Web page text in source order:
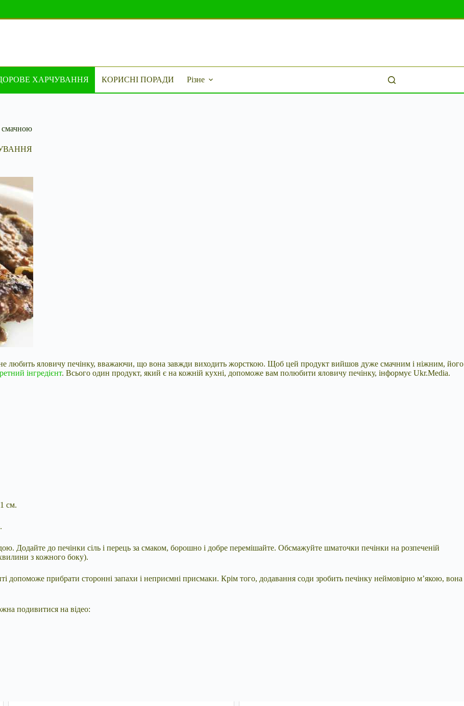
ХАРЧУВАННЯ КОРИСНІ ПОРАДИ Різне
смачною
любить яловичу печінку, вважаючи, що вона завжди виходить жорсткою. Щоб цей продукт вийшов дуже смачним і ніжним, його
інгредієнт. Всього один продукт, який є на кожній кухні, допоможе вам полюбити яловичу печінку, інформує Ukr.Media.
см.
Додайте до печінки сіль і перець за смаком, борошно і добре перемішайте. Обсмажуйте шматочки печінки на розпеченій
з кожного боку).
прибрати сторонні запахи і неприємні присмаки. Крім того, додавання соди зробить печінку неймовірно м’якою, вона
подивитися на відео: